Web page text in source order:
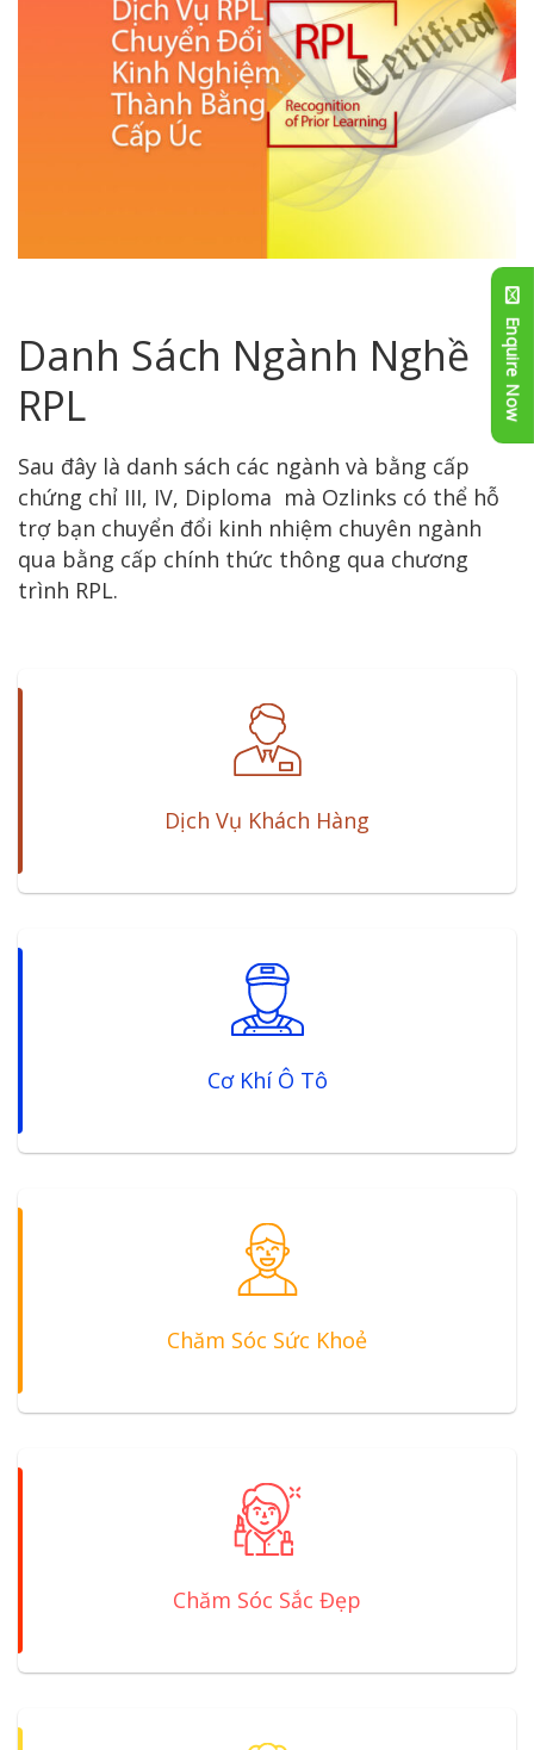
Danh Sách Ngành Nghề
RPL
Sau đây là danh sách các ngành và bằng cấp
chứng chỉ III, IV, Diploma mà Ozlinks có thể hỗ
trợ bạn chuyển đổi kinh nhiệm chuyên ngành
qua bằng cấp chính thức thông qua chương
trình RPL.
Dịch Vụ Khách Hàng
Cơ Khí Ô Tô
Chăm Sóc Sức Khoẻ
Chăm Sóc Sắc Đẹp
Enquire Now